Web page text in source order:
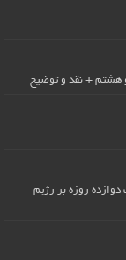
هشتم + نقد و توضیح
روزه بر رژیم